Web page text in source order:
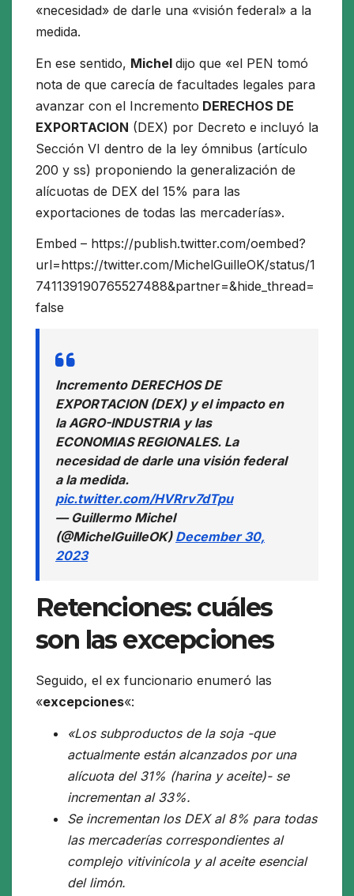
«necesidad» de darle una «visión federal» a la
medida.
En ese sentido, Michel dijo que «el PEN tomó
nota de que carecía de facultades legales para
avanzar con el Incremento DERECHOS DE
EXPORTACION (DEX) por Decreto e incluyó la
Sección VI dentro de la ley ómnibus (artículo
200 y ss) proponiendo la generalización de
alícuotas de DEX del 15% para las
exportaciones de todas las mercaderías».
Embed – https://publish.twitter.com/oembed?
url=https://twitter.com/MichelGuilleOK/status/1
741139190765527488&partner=&hide_thread=
false
Incremento DERECHOS DE
EXPORTACION (DEX) y el impacto en
la AGRO-INDUSTRIA y las
ECONOMIAS REGIONALES. La
necesidad de darle una visión federal
a la medida.
pic.twitter.com/HVRrv7dTpu
— Guillermo Michel
(@MichelGuilleOK) December 30,
2023
Retenciones: cuáles
son las excepciones
Seguido, el ex funcionario enumeró las
«excepciones«:
«Los subproductos de la soja -que
actualmente están alcanzados por una
alícuota del 31% (harina y aceite)- se
incrementan al 33%.
Se incrementan los DEX al 8% para todas
las mercaderías correspondientes al
complejo vitivinícola y al aceite esencial
del limón.